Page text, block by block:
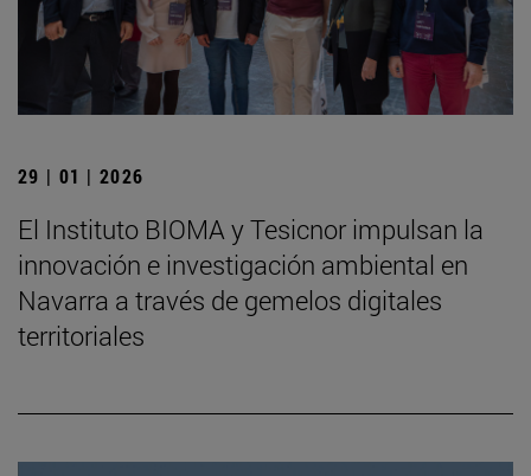
29 | 01 | 2026
El Instituto BIOMA y Tesicnor impulsan la
innovación e investigación ambiental en
Navarra a través de gemelos digitales
territoriales